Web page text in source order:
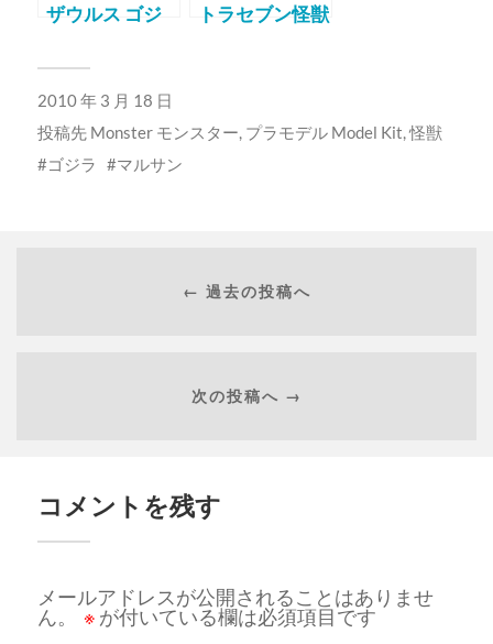
ザウルス ゴジ
トラセブン怪獣
2010 年 3 月 18 日
投稿先 Monster モンスター, プラモデル Model Kit,怪獣
ゴジラ
マルサン
← 過去の投稿へ
次の投稿へ →
コメントを残す
メールアドレスが公開されることはありませ
ん。
※ が付いている欄は必須項目です